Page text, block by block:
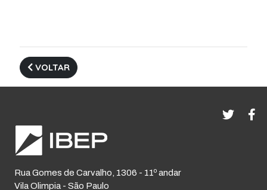
VOLTAR
Rua Gomes de Carvalho, 1306 - 11º andar
Vila Olimpia - São Paulo